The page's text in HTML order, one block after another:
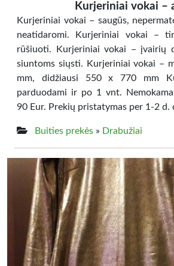
Kurjeriniai vokai –
Kurjeriniai vokai – saugūs,
neatidaromi. Kurjeriniai vokai –
rūšiuoti. Kurjeriniai vokai – įvairių
siuntoms siųsti. Kurjeriniai vokai –
mm, didžiausi 550 x 770 mm
parduodami ir po 1 vnt.
90 Eur. Prekių pristatymas per 1-2
Buities prekės » Drabužiai